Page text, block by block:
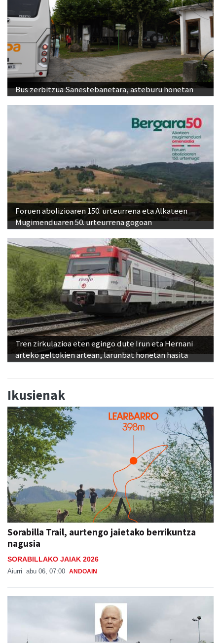
Bus zerbitzua Sanestebanetara, asteburu honetan
Foruen abolizioaren 150. urteurrena eta Alkateen
Mugimenduaren 50. urteurrena gogoan
Tren zirkulazioa eten egingo dute Irun eta Hernani
arteko geltokien artean, larunbat honetan hasita
Ikusienak
Sorabilla Trail, aurtengo jaietako berrikuntza
nagusia
SORABILLAKO JAIAK 2026
Aiurri abu 06, 07:00 ANDOAIN